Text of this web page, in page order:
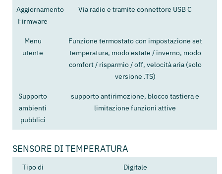
Aggiornamento
Firmware
Via radio e tramite connettore USB C
Menu
utente
Funzione termostato con impostazione set
temperatura, modo estate / inverno, modo
comfort / risparmio / off, velocità aria (solo
versione .TS)
Supporto
ambienti
pubblici
supporto antirimozione, blocco tastiera e
limitazione funzioni attive
SENSORE DI TEMPERATURA
Tipo di
Digitale